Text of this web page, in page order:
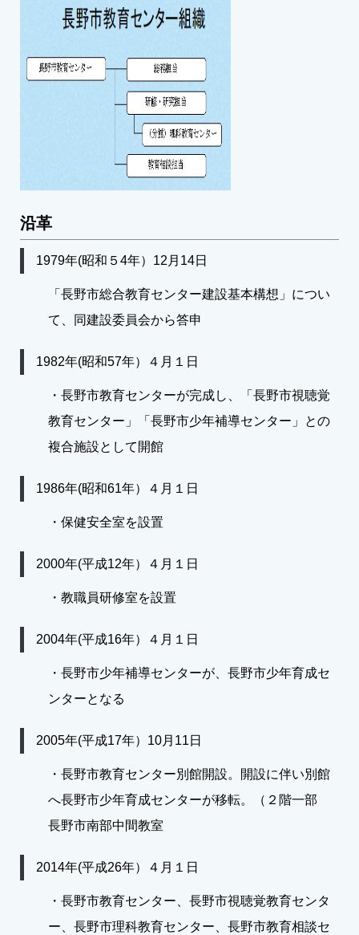
沿革
1979年(昭和５4年）12月14日
「長野市総合教育センター建設基本構想」につい
て、同建設委員会から答申
1982年(昭和57年）４月１日
・長野市教育センターが完成し、「長野市視聴覚
教育センター」「長野市少年補導センター」との
複合施設として開館
1986年(昭和61年）４月１日
・保健安全室を設置
2000年(平成12年）４月１日
・教職員研修室を設置
2004年(平成16年）４月１日
・長野市少年補導センターが、長野市少年育成セ
ンターとなる
2005年(平成17年）10月11日
・長野市教育センター別館開設。開設に伴い別館
へ長野市少年育成センターが移転。（２階一部
長野市南部中間教室
2014年(平成26年）４月１日
・長野市教育センター、長野市視聴覚教育センタ
ー、長野市理科教育センター、長野市教育相談セ